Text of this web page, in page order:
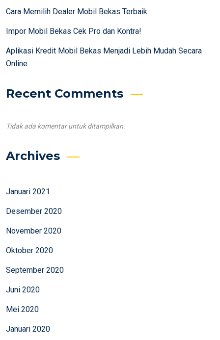
Cara Memilih Dealer Mobil Bekas Terbaik
Impor Mobil Bekas Cek Pro dan Kontra!
Aplikasi Kredit Mobil Bekas Menjadi Lebih Mudah Secara
Online
Recent Comments
Tidak ada komentar untuk ditampilkan.
Archives
Januari 2021
Desember 2020
November 2020
Oktober 2020
September 2020
Juni 2020
Mei 2020
Januari 2020